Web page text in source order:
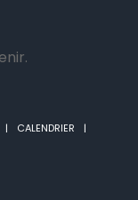
CALENDRIER